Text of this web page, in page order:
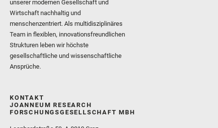
unserer modernen Gesellschaft und
Wirtschaft nachhaltig und
menschenzentriert. Als multidisziplinäres
Team in flexiblen, innovationsfreundlichen
Strukturen leben wir höchste
gesellschaftliche und wissenschaftliche
Ansprüche.
KONTAKT
JOANNEUM RESEARCH
FORSCHUNGSGESELLSCHAFT MBH